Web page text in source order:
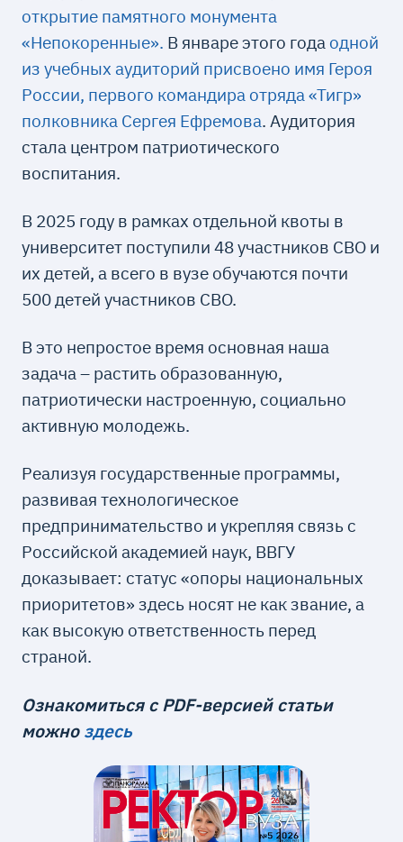
открытие памятного монумента
«Непокоренные». В январе этого года одной
из учебных аудиторий присвоено имя Героя
России, первого командира отряда «Тигр»
полковника Сергея Ефремова. Аудитория
стала центром патриотического
воспитания.
В 2025 году в рамках отдельной квоты в
университет поступили 48 участников СВО и
их детей, а всего в вузе обучаются почти
500 детей участников СВО.
В это непростое время основная наша
задача – растить образованную,
патриотически настроенную, социально
активную молодежь.
Реализуя государственные программы,
развивая технологическое
предпринимательство и укрепляя связь с
Российской академией наук, ВВГУ
доказывает: статус «опоры национальных
приоритетов» здесь носят не как звание, а
как высокую ответственность перед
страной.
Ознакомиться с PDF-версией статьи
можно здесь